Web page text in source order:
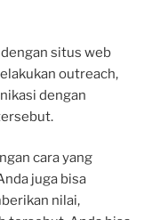
situs web
outreach,
dengan
cara yang
juga bisa
nilai,